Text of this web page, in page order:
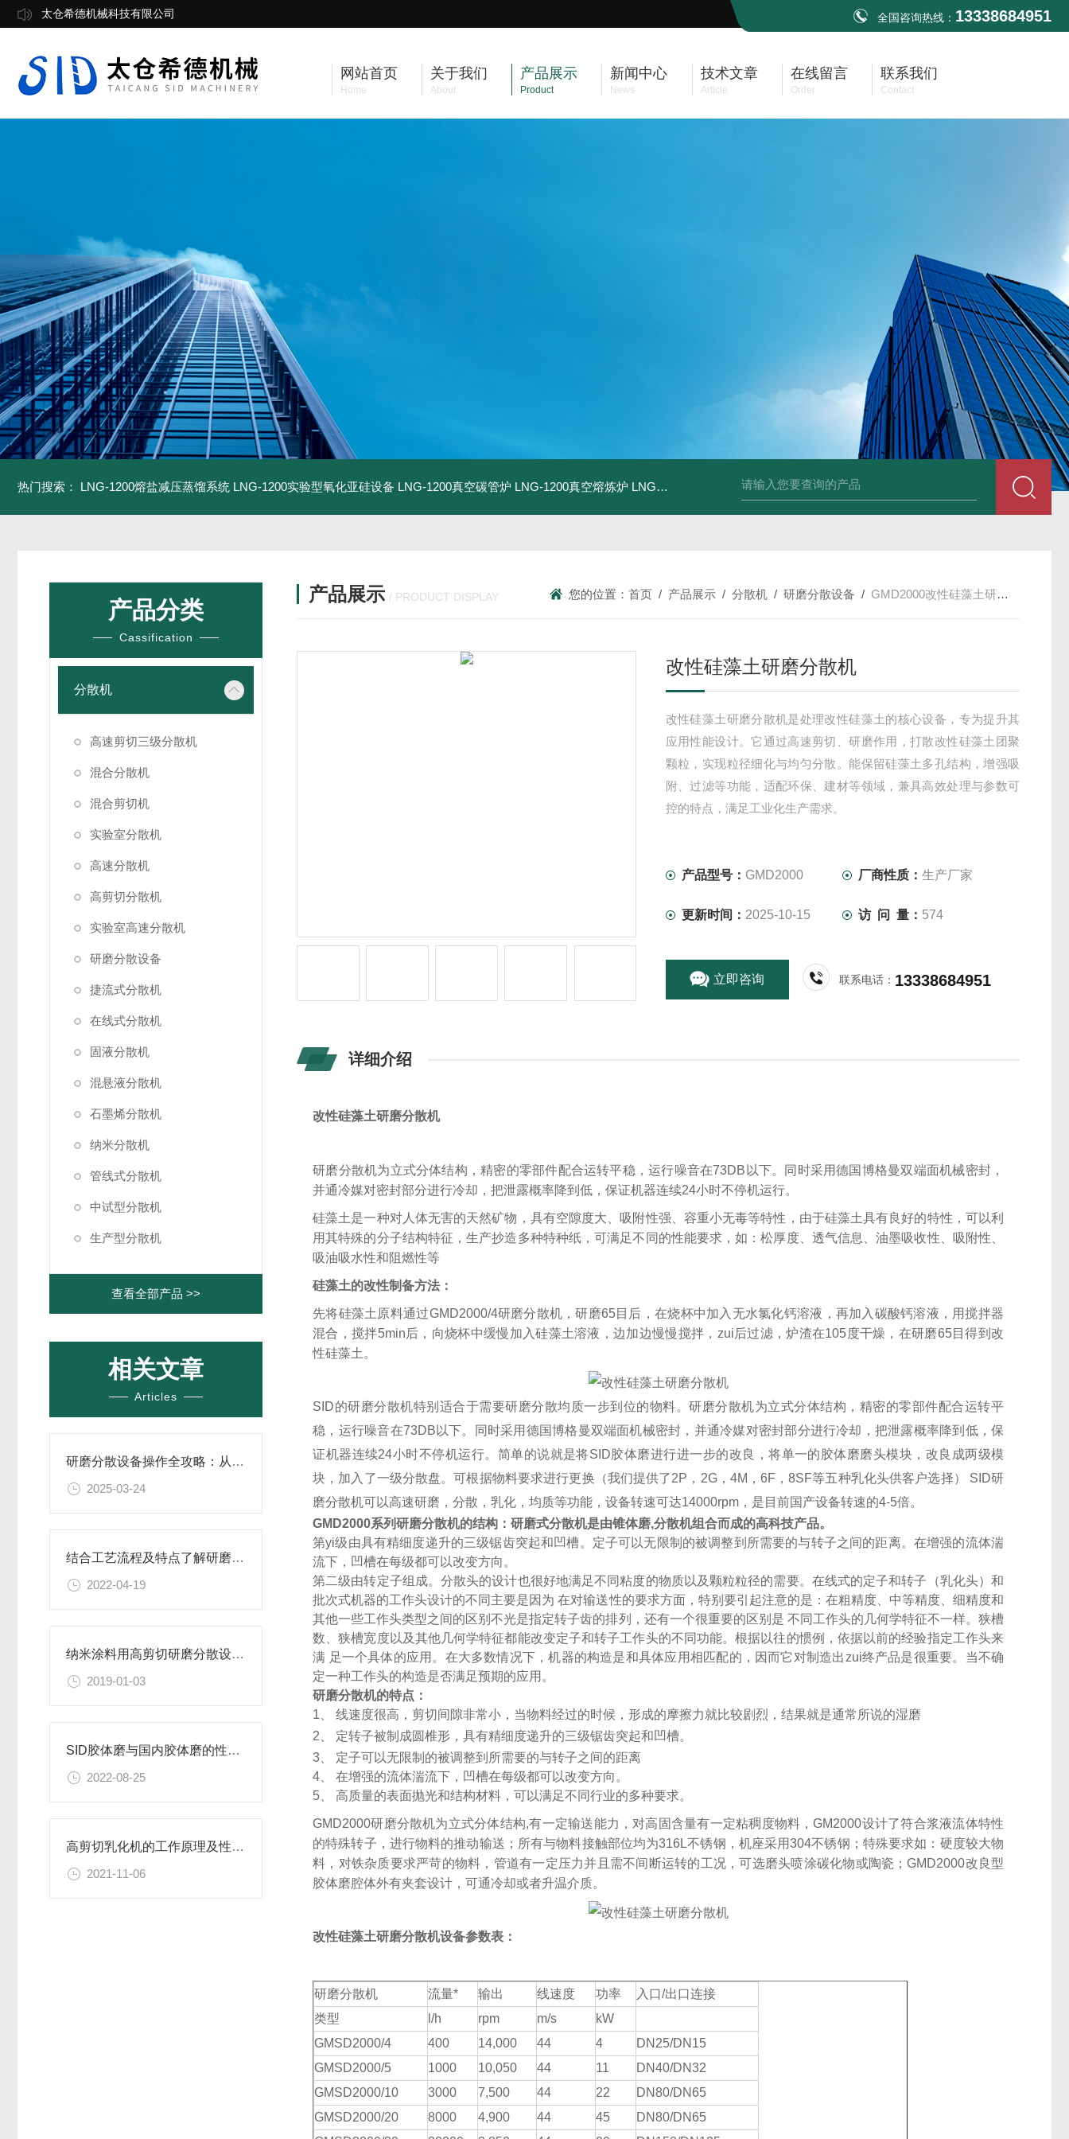
太仓希德机械科技有限公司 全国咨询热线： 13338684951
网站首页
Home
关于我们
About
产品展示
Product
新闻中心
News
技术文章
Article
在线留言
Order
联系我们
Contact
热门搜索： LNG-1200熔盐减压蒸馏系统 LNG-1200实验型氧化亚硅设备 LNG-1200真空碳管炉 LNG-1200真空熔炼炉 LNG-1200真空热压炉 LNG-1200真空钨丝炉 LNHZ-1200
产品分类
Cassification
分散机
高速剪切三级分散机
混合分散机
混合剪切机
实验室分散机
高速分散机
高剪切分散机
实验室高速分散机
研磨分散设备
捷流式分散机
在线式分散机
固液分散机
混悬液分散机
石墨烯分散机
纳米分散机
管线式分散机
中试型分散机
生产型分散机
查看全部产品 >>
相关文章
Articles
研磨分散设备操作全攻略：从开机到关机的详细步骤
2025-03-24
结合工艺流程及特点了解研磨分散设备
2022-04-19
纳米涂料用高剪切研磨分散设备更稳定
2019-01-03
SID胶体磨与国内胶体磨的性能相比有哪些区别，你真的了解吗？
2022-08-25
高剪切乳化机的工作原理及性能特点
2021-11-06
产品展示 / PRODUCT DISPLAY 您的位置：首页 / 产品展示 /分散机 /研磨分散设备 / GMD2000改性硅藻土研磨分散机
改性硅藻土研磨分散机
改性硅藻土研磨分散机是处理改性硅藻土的核心设备，专为提升其
应用性能设计。它通过高速剪切、研磨作用，打散改性硅藻土团聚
颗粒，实现粒径细化与均匀分散。能保留硅藻土多孔结构，增强吸
附、过滤等功能，适配环保、建材等领域，兼具高效处理与参数可
控的特点，满足工业化生产需求。
产品型号： GMD2000 厂商性质：生产厂家
更新时间： 2025-10-15 访 问 量： 574
立即咨询 联系电话： 13338684951
详细介绍
改性硅藻土研磨分散机
研磨分散机为立式分体结构，精密的零部件配合运转平稳，运行噪音在73DB以下。同时采用德国博格曼双端面机械密封，
并通冷媒对密封部分进行冷却，把泄露概率降到低，保证机器连续24小时不停机运行。
硅藻土是一种对人体无害的天然矿物，具有空隙度大、吸附性强、容重小无毒等特性，由于硅藻土具有良好的特性，可以利
用其特殊的分子结构特征，生产抄造多种特种纸，可满足不同的性能要求，如：松厚度、透气信息、油墨吸收性、吸附性、
吸油吸水性和阻燃性等
硅藻土的改性制备方法：
先将硅藻土原料通过GMD2000/4研磨分散机，研磨65目后，在烧杯中加入无水氯化钙溶液，再加入碳酸钙溶液，用搅拌器
混合，搅拌5min后，向烧杯中缓慢加入硅藻土溶液，边加边慢慢搅拌，zui后过滤，炉渣在105度干燥，在研磨65目得到改
性硅藻土。
SID的研磨分散机特别适合于需要研磨分散均质一步到位的物料。研磨分散机为立式分体结构，精密的零部件配合运转平
稳，运行噪音在73DB以下。同时采用德国博格曼双端面机械密封，并通冷媒对密封部分进行冷却，把泄露概率降到低，保
证机器连续24小时不停机运行。简单的说就是将SID胶体磨进行进一步的改良，将单一的胶体磨磨头模块，改良成两级模
块，加入了一级分散盘。可根据物料要求进行更换（我们提供了2P，2G，4M，6F，8SF等五种乳化头供客户选择） SID研
磨分散机可以高速研磨，分散，乳化，均质等功能，设备转速可达14000rpm，是目前国产设备转速的4-5倍。
GMD2000系列研磨分散机的结构：研磨式分散机是由锥体磨,分散机组合而成的高科技产品。
第yi级由具有精细度递升的三级锯齿突起和凹槽。定子可以无限制的被调整到所需要的与转子之间的距离。在增强的流体湍
流下，凹槽在每级都可以改变方向。
第二级由转定子组成。分散头的设计也很好地满足不同粘度的物质以及颗粒粒径的需要。在线式的定子和转子（乳化头）和
批次式机器的工作头设计的不同主要是因为 在对输送性的要求方面，特别要引起注意的是：在粗精度、中等精度、细精度和
其他一些工作头类型之间的区别不光是指定转子齿的排列，还有一个很重要的区别是 不同工作头的几何学特征不一样。狭槽
数、狭槽宽度以及其他几何学特征都能改变定子和转子工作头的不同功能。根据以往的惯例，依据以前的经验指定工作头来
满 足一个具体的应用。在大多数情况下，机器的构造是和具体应用相匹配的，因而它对制造出zui终产品是很重要。当不确
定一种工作头的构造是否满足预期的应用。
研磨分散机的特点：
1、 线速度很高，剪切间隙非常小，当物料经过的时候，形成的摩擦力就比较剧烈，结果就是通常所说的湿磨
2、 定转子被制成圆椎形，具有精细度递升的三级锯齿突起和凹槽。
3、 定子可以无限制的被调整到所需要的与转子之间的距离
4、 在增强的流体湍流下，凹槽在每级都可以改变方向。
5、 高质量的表面抛光和结构材料，可以满足不同行业的多种要求。
GMD2000研磨分散机为立式分体结构,有一定输送能力，对高固含量有一定粘稠度物料，GM2000设计了符合浆液流体特性
的特殊转子，进行物料的推动输送；所有与物料接触部位均为316L不锈钢，机座采用304不锈钢；特殊要求如：硬度较大物
料，对铁杂质要求严苛的物料，管道有一定压力并且需不间断运转的工况，可选磨头喷涂碳化物或陶瓷；GMD2000改良型
胶体磨腔体外有夹套设计，可通冷却或者升温介质。
改性硅藻土研磨分散机设备参数表：
研磨分散机 流量* 输出 线速度 功率 入口/出口连接
类型
l/h rpm m/s
kW
GMSD2000/4 400 14,000 44 4
DN25/DN15
GMSD2000/5 1000 10,050 44 11
DN40/DN32
GMSD2000/10 3000 7,500 44 22
DN80/DN65
GMSD2000/20 8000 4,900 44 45
DN80/DN65